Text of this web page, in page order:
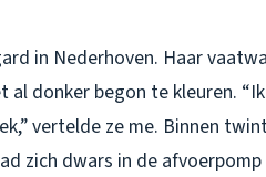
in Nederhoven. Haar
al donker begon te kleuren.
vertelde ze me. Binnen
zich dwars in de